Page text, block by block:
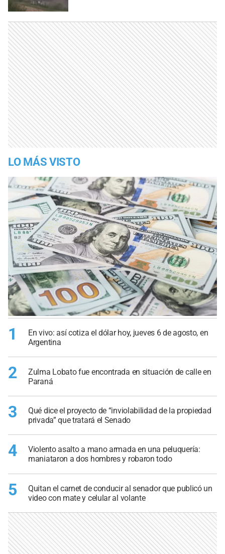
LO MÁS VISTO
1
En vivo: así cotiza el dólar hoy, jueves 6 de agosto, en
Argentina
2
Zulma Lobato fue encontrada en situación de calle en
Paraná
3
Qué dice el proyecto de “inviolabilidad de la propiedad
privada” que tratará el Senado
4
Violento asalto a mano armada en una peluquería:
maniataron a dos hombres y robaron todo
5
Quitan el carnet de conducir al senador que publicó un
video con mate y celular al volante